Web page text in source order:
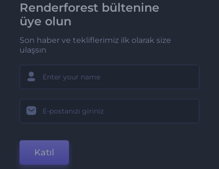
Renderforest bültenine
üye olun
Son haber ve tekliflerimiz ilk olarak size
ulaşsın
Katıl